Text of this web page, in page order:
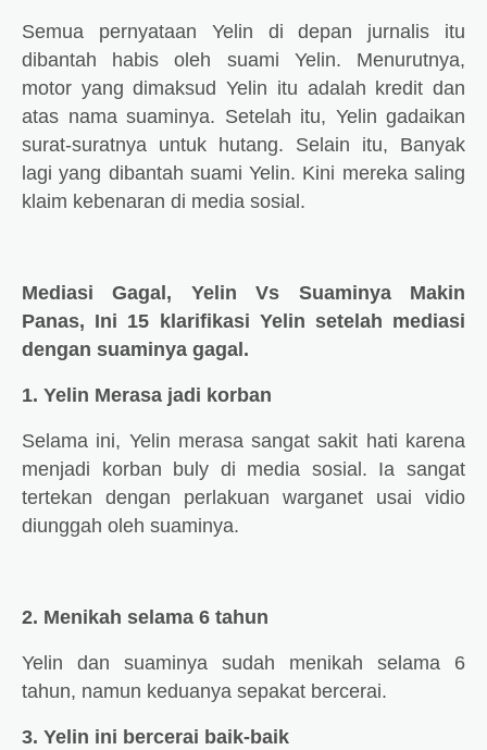
Semua pernyataan Yelin di depan jurnalis itu
dibantah habis oleh suami Yelin. Menurutnya,
motor yang dimaksud Yelin itu adalah kredit dan
atas nama suaminya. Setelah itu, Yelin gadaikan
surat-suratnya untuk hutang. Selain itu, Banyak
lagi yang dibantah suami Yelin. Kini mereka saling
klaim kebenaran di media sosial.
Mediasi Gagal, Yelin Vs Suaminya Makin
Panas, Ini 15 klarifikasi Yelin setelah mediasi
dengan suaminya gagal.
1. Yelin Merasa jadi korban
Selama ini, Yelin merasa sangat sakit hati karena
menjadi korban buly di media sosial. Ia sangat
tertekan dengan perlakuan warganet usai vidio
diunggah oleh suaminya.
2. Menikah selama 6 tahun
Yelin dan suaminya sudah menikah selama 6
tahun, namun keduanya sepakat bercerai.
3. Yelin ini bercerai baik-baik